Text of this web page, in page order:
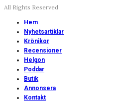
All Rights Reserved
Hem
Nyhetsartiklar
Krönikor
Recensioner
Helgon
Poddar
Butik
Annonsera
Kontakt